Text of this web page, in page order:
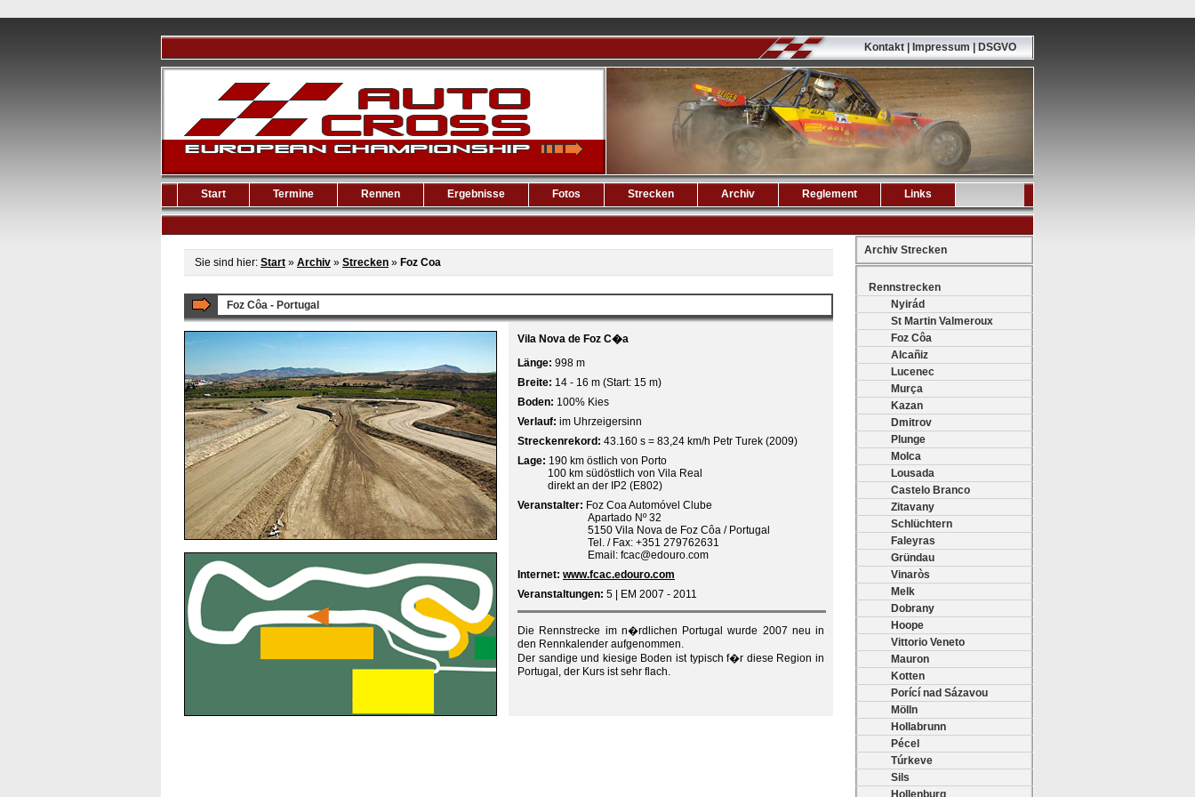
Kontakt | Impressum | DSGVO
Start Termine Rennen Ergebnisse Fotos Strecken Archiv Reglement Links
Sie sind hier: Start » Archiv » Strecken » Foz Coa
Foz Côa - Portugal
Vila Nova de Foz C�a
Länge: 998 m
Breite: 14 - 16 m (Start: 15 m)
Boden: 100% Kies
Verlauf: im Uhrzeigersinn
Streckenrekord: 43.160 s = 83,24 km/h Petr Turek (2009)
Lage: 190 km östlich von Porto
100 km südöstlich von Vila Real
direkt an der IP2 (E802)
Veranstalter: Foz Coa Automóvel Clube
Apartado Nº 32
5150 Vila Nova de Foz Côa / Portugal
Tel. / Fax: +351 279762631
Email: fcac@edouro.com
Internet: www.fcac.edouro.com
Veranstaltungen: 5 | EM 2007 - 2011
Die Rennstrecke im n�rdlichen Portugal wurde 2007 neu in
den Rennkalender aufgenommen.
Der sandige und kiesige Boden ist typisch f�r diese Region in
Portugal, der Kurs ist sehr flach.
Archiv Strecken
Rennstrecken
Nyirád
St Martin Valmeroux
Foz Côa
Alcañiz
Lucenec
Murça
Kazan
Dmitrov
Plunge
Molca
Lousada
Castelo Branco
Zitavany
Schlüchtern
Faleyras
Gründau
Vinaròs
Melk
Dobrany
Hoope
Vittorio Veneto
Mauron
Kotten
Porící nad Sázavou
Mölln
Hollabrunn
Pécel
Túrkeve
Sils
Hollenburg